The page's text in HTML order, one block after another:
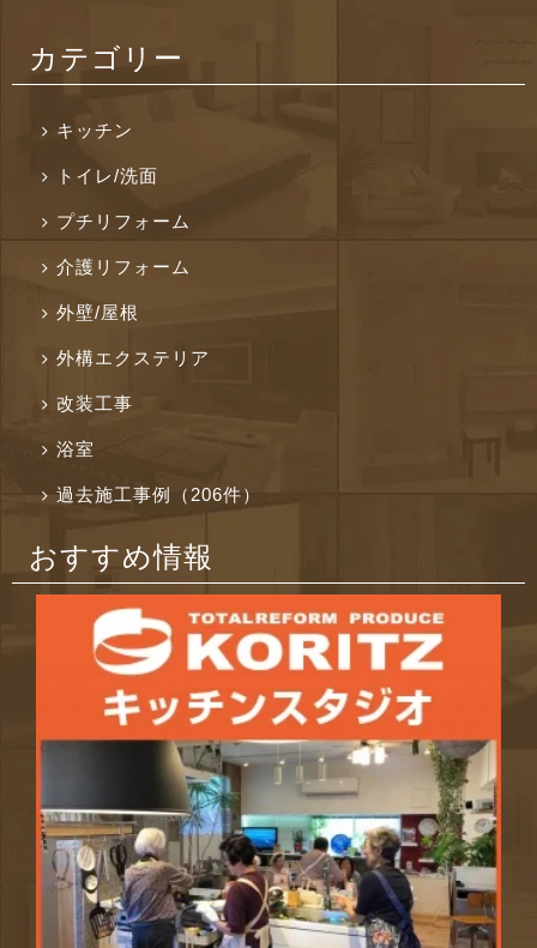
カテゴリー
キッチン
トイレ/洗面
プチリフォーム
介護リフォーム
外壁/屋根
外構エクステリア
改装工事
浴室
過去施工事例（206件）
おすすめ情報